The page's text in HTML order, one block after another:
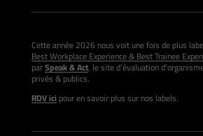
Cette année 2026 nous voit une fois de plus
Best Workplace Experience & Best Trainee
parSpeak & Act, le site d’évaluation
privés & publics.
RDV icipour en savoir plus sur nos labels.